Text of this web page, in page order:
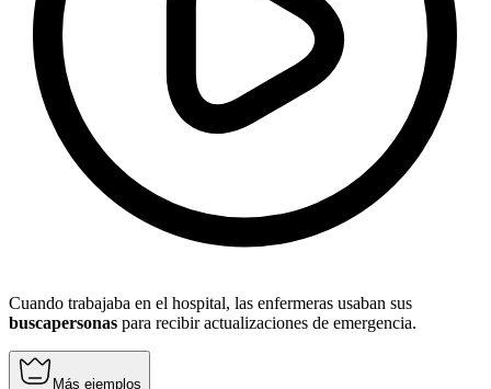
Cuando trabajaba en el hospital, las enfermeras usaban sus
buscapersonas para recibir actualizaciones de emergencia.
Más ejemplos